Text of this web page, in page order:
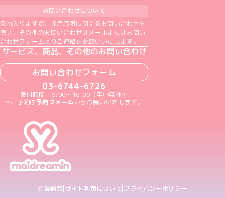
お問い合わせについて
恐れ入りますが、採用応募に関するお問い合わせを
除き、その他のお問い合わせはメールまたはお問い
合わせフォームよりご連絡をお願いいたします。
サービス、商品、その他のお問い合わせ
お問い合わせフォーム
03-6744-6726
受付時間：9:00～18:00（年中無休）
＊ご予約は予約フォームからお願いいたします。
企業情報 サイト利用について プライバシーポリシー